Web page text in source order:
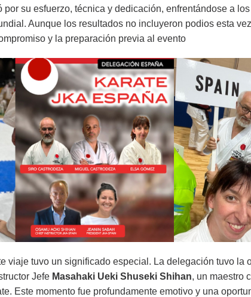
por su esfuerzo, técnica y dedicación, enfrentándose a
Aunque los resultados no incluyeron podios esta
y la preparación previa al evento
viaje tuvo un significado especial. La delegación tuvo la
Jefe Masahaki Ueki Shuseki Shihan, un maestro
Este momento fue profundamente emotivo y una